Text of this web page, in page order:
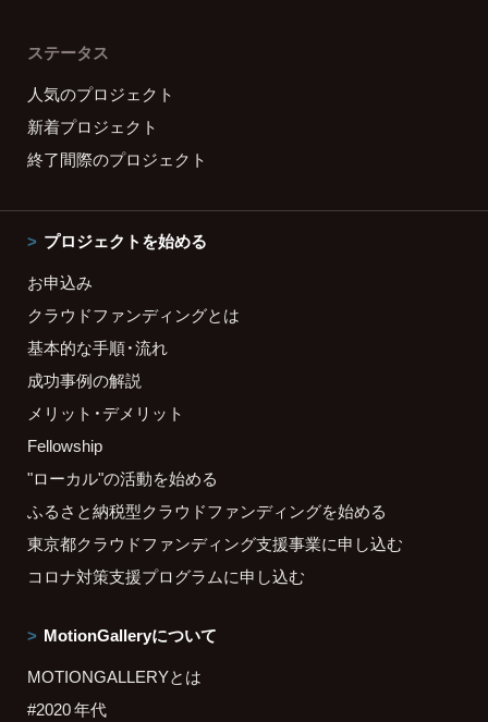
ステータス
人気のプロジェクト
新着プロジェクト
終了間際のプロジェクト
プロジェクトを始める
お申込み
クラウドファンディングとは
基本的な手順・流れ
成功事例の解説
メリット・デメリット
Fellowship
"ローカル"の活動を始める
ふるさと納税型クラウドファンディングを始める
東京都クラウドファンディング支援事業に申し込む
コロナ対策支援プログラムに申し込む
MotionGalleryについて
MOTIONGALLERYとは
#2020 年代